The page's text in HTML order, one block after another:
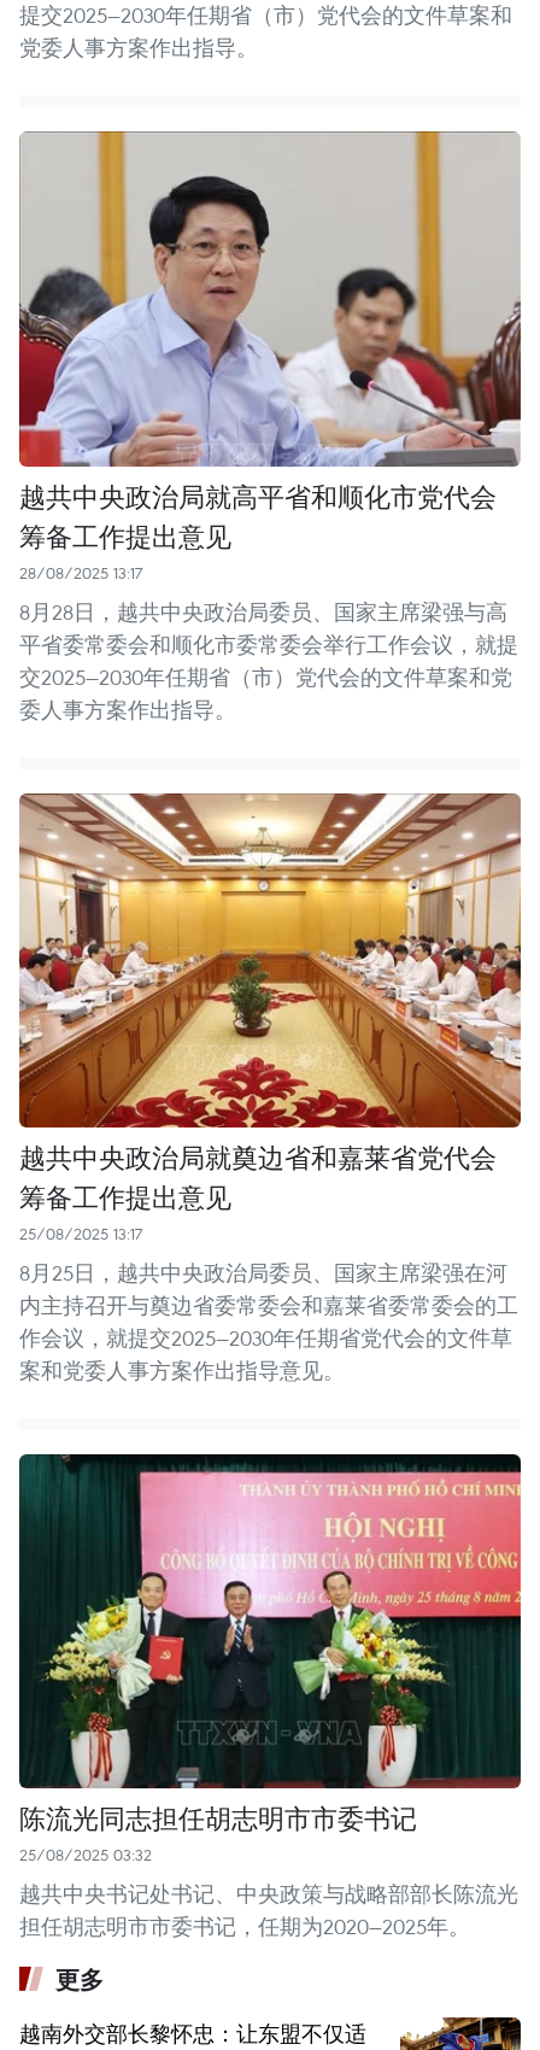
提交2025—2030年任期省（市）党代会的文件草案和
党委人事方案作出指导。
越共中央政治局就高平省和顺化市党代会
筹备工作提出意见
28/08/2025 13:17
8月28日，越共中央政治局委员、国家主席梁强与高
平省委常委会和顺化市委常委会举行工作会议，就提
交2025—2030年任期省（市）党代会的文件草案和党
委人事方案作出指导。
越共中央政治局就奠边省和嘉莱省党代会
筹备工作提出意见
25/08/2025 13:17
8月25日，越共中央政治局委员、国家主席梁强在河
内主持召开与奠边省委常委会和嘉莱省委常委会的工
作会议，就提交2025—2030年任期省党代会的文件草
案和党委人事方案作出指导意见。
陈流光同志担任胡志明市市委书记
25/08/2025 03:32
越共中央书记处书记、中央政策与战略部部长陈流光
担任胡志明市市委书记，任期为2020—2025年。
更多
越南外交部长黎怀忠：让东盟不仅适